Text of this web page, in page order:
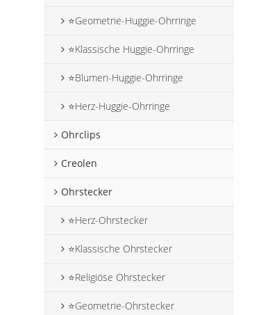
⭐Geometrie-Huggie-Ohrringe
⭐Klassische Huggie-Ohrringe
⭐Blumen-Huggie-Ohrringe
⭐Herz-Huggie-Ohrringe
Ohrclips
Creolen
Ohrstecker
⭐Herz-Ohrstecker
⭐Klassische Ohrstecker
⭐Religiöse Ohrstecker
⭐Geometrie-Ohrstecker